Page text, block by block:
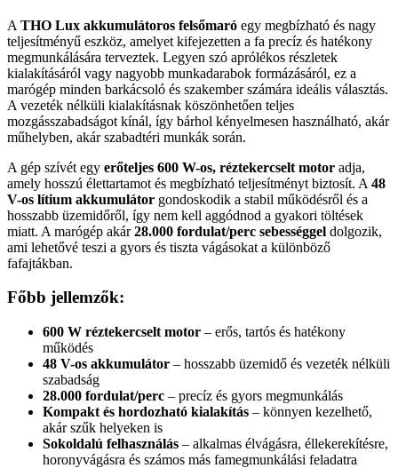
A THO Lux akkumulátoros felsőmaró egy megbízható és nagy
teljesítményű eszköz, amelyet kifejezetten a fa precíz és hatékony
megmunkálására terveztek. Legyen szó aprólékos részletek
kialakításáról vagy nagyobb munkadarabok formázásáról, ez a
marógép minden barkácsoló és szakember számára ideális választás.
A vezeték nélküli kialakításnak köszönhetően teljes
mozgásszabadságot kínál, így bárhol kényelmesen használható, akár
műhelyben, akár szabadtéri munkák során.
A gép szívét egy erőteljes 600 W-os, réztekercselt motor adja,
amely hosszú élettartamot és megbízható teljesítményt biztosít. A 48
V-os lítium akkumulátor gondoskodik a stabil működésről és a
hosszabb üzemidőről, így nem kell aggódnod a gyakori töltések
miatt. A marógép akár28.000 fordulat/perc sebességgel dolgozik,
ami lehetővé teszi a gyors és tiszta vágásokat a különböző
fafajtákban.
Főbb jellemzők:
600 W réztekercselt motor – erős, tartós és hatékony
működés
48 V-os akkumulátor – hosszabb üzemidő és vezeték nélküli
szabadság
28.000 fordulat/perc – precíz és gyors megmunkálás
Kompakt és hordozható kialakítás – könnyen kezelhető,
akár szűk helyeken is
Sokoldalú felhasználás – alkalmas élvágásra, éllekerekítésre,
horonyvágásra és számos más famegmunkálási feladatra